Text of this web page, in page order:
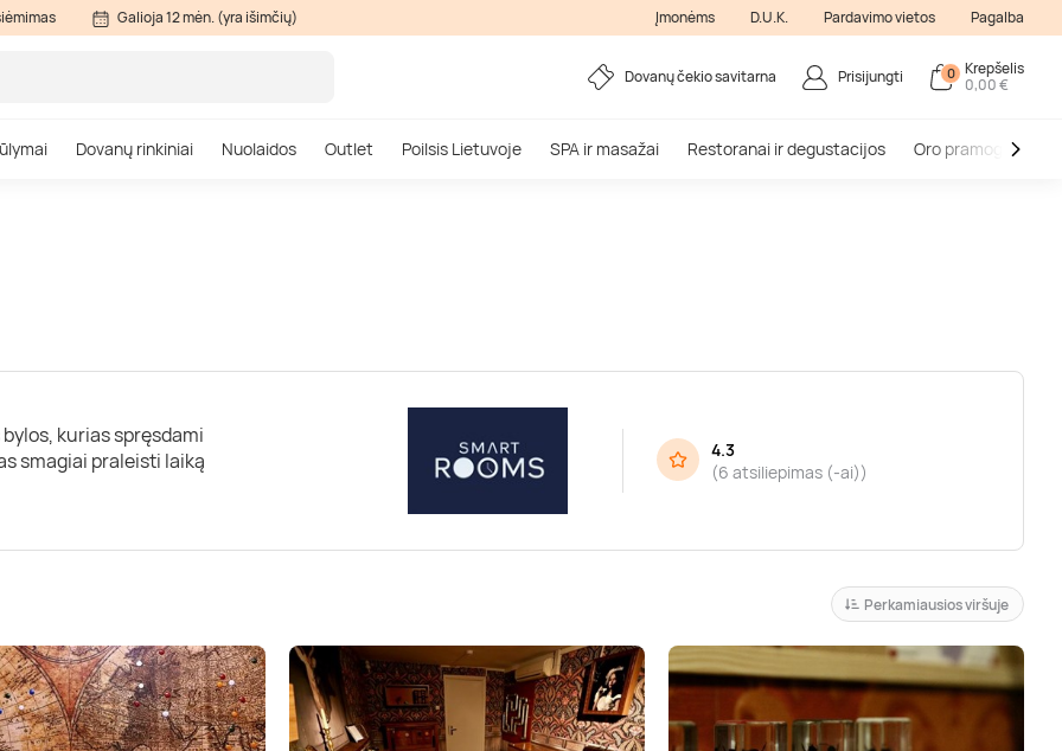
Galioja 12 mėn. (yra išimčių) Įmonėms D.U.K. Pardavimo vietos Pagalba
Dovanų čekio savitarna Prisijungti 0 Krepšelis
0,00 €
Dovanų rinkiniai Nuolaidos Outlet Poilsis Lietuvoje SPA ir masažai Restoranai ir degustacijos Oro pramogos
kurias spręsdami
smagiai praleisti laiką
4.3
(6 atsiliepimas (-ai))
Perkamiausios viršuje